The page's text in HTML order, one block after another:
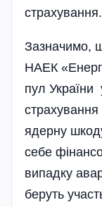
страхування.
Зазначимо,
НАЕК
пул України
страхування
ядерну
себе
випадку
беруть